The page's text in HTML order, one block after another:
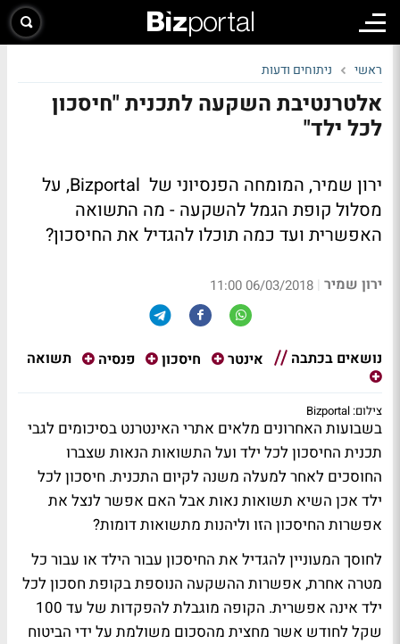
ראשי ניתוחים ודעות
אלטרנטיבת השקעה לתכנית "חיסכון
לכל ילד"
ירון שמיר, המומחה הפנסיוני של Bizportal, על
מסלול קופת הגמל להשקעה - מה התשואה
האפשרית ועד כמה תוכלו להגדיל את החיסכון?
ירון שמיר |
06/03/2018 11:00
נושאים בכתבה אינטר חיסכון פנסיה תשואה
צילום: Bizportal
בשבועות האחרונים מלאים אתרי האינטרנט בסיכומים לגבי
תכנית החיסכון לכל ילד ועל התשואות הנאות שצברו
החוסכים לאחר למעלה משנה לקיום התכנית. חיסכון לכל
ילד אכן השיא תשואות נאות אבל האם אפשר לנצל את
אפשרות החיסכון הזו וליהנות מתשואות דומות?
לחוסך המעוניין להגדיל את החיסכון עבור הילד או עבור כל
מטרה אחרת, אפשרות ההשקעה הנוספת בקופת חסכון לכל
ילד אינה אפשרית. הקופה מוגבלת להפקדות של עד 100
שקל לחודש אשר מחצית מהסכום משולמת על ידי הביטוח